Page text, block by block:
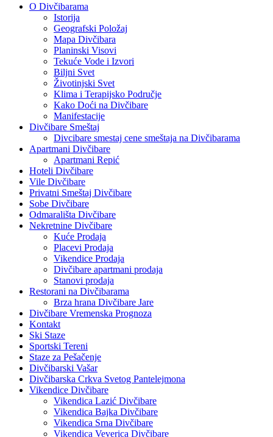
O Divčibarama
Istorija
Geografski Položaj
Mapa Divčibara
Planinski Visovi
Tekuće Vode i Izvori
Biljni Svet
Životinjski Svet
Klima i Terapijsko Područje
Kako Doći na Divčibare
Manifestacije
Divčibare Smeštaj
Divcibare smestaj cene smeštaja na Divčibarama
Apartmani Divčibare
Apartmani Repić
Hoteli Divčibare
Vile Divčibare
Privatni Smeštaj Divčibare
Sobe Divčibare
Odmarališta Divčibare
Nekretnine Divčibare
Kuće Prodaja
Placevi Prodaja
Vikendice Prodaja
Divčibare apartmani prodaja
Stanovi prodaja
Restorani na Divčibarama
Brza hrana Divčibare Jare
Divčibare Vremenska Prognoza
Kontakt
Ski Staze
Sportski Tereni
Staze za Pešačenje
Divčibarski Vašar
Divčibarska Crkva Svetog Pantelejmona
Vikendice Divčibare
Vikendica Lazić Divčibare
Vikendica Bajka Divčibare
Vikendica Srna Divčibare
Vikendica Veverica Divčibare